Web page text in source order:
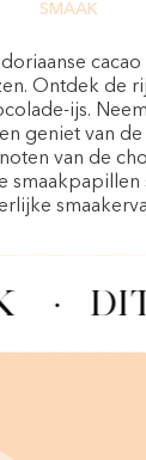
SMAAK
Ontdek de
ijs.
geniet van
van de